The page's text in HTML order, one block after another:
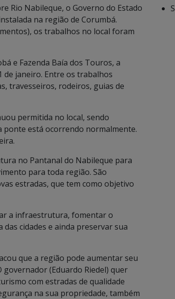
Rio Nabileque, o Governo do Estado
na região de Corumbá.
os trabalhos no local foram
e Fazenda Baía dos Touros, a
janeiro. Entre os trabalhos
travesseiros, rodeiros, guias de
permitida no local, sendo
ponte está ocorrendo normalmente.
no Pantanal do Nabileque para
para toda região. São
estradas, que tem como objetivo
a infraestrutura, fomentar o
cidades e ainda preservar sua
que a região pode aumentar seu
(Eduardo Riedel) quer
com estradas de qualidade
na sua propriedade, também